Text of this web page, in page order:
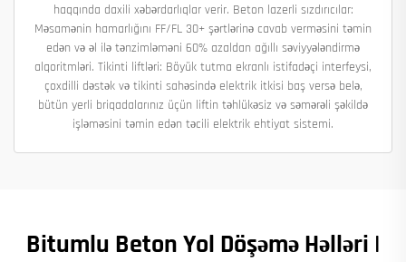
haqqında daxili xəbərdarlıqlar verir. Beton lazerli sızdırıcılar:
Məsamənin hamarlığını FF/FL 30+ şərtlərinə cavab verməsini təmin
edən və əl ilə tənzimləməni 60% azaldan ağıllı səviyyələndirmə
alqoritmləri. Tikinti liftləri: Böyük tutma ekranlı istifadəçi interfeysi,
çoxdilli dəstək və tikinti sahəsində elektrik itkisi baş versə belə,
bütün yerli briqadalarınız üçün liftin təhlükəsiz və səmərəli şəkildə
işləməsini təmin edən təcili elektrik ehtiyat sistemi.
Bitumlu Beton Yol Döşəmə Həlləri |